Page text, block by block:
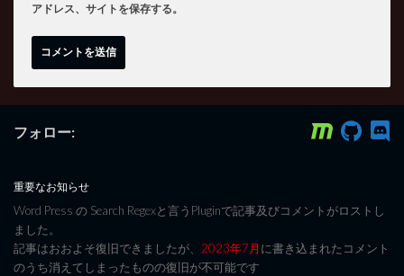
アドレス、サイトを保存する。
フォロー:
重要なお知らせ
Word Press の Search Regexと言うPluginで記事及びコメントがロストし
ました。
記事はおおよそ復旧できましたが、 2023年7月に書き込まれたコメント
のうち消えてしまったものの復旧が不可能です